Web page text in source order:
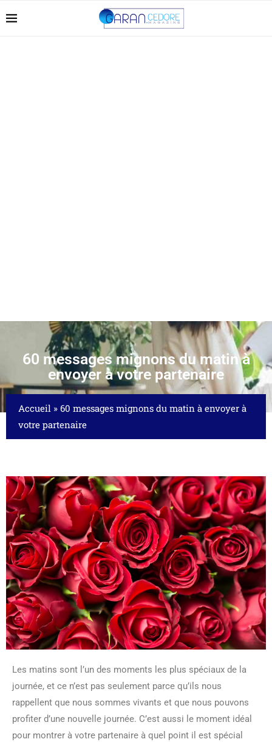
60 messages mignons du matin à
envoyer à votre partenaire
Accueil » 60 messages mignons du matin à envoyer à
votre partenaire
Les matins sont l’un des moments les plus spéciaux de la
journée, et ce n’est pas seulement parce qu’ils nous
rappellent que nous sommes vivants et que nous pouvons
profiter d’une nouvelle journée. C’est aussi le moment idéal
pour montrer à votre partenaire à quel point il est spécial